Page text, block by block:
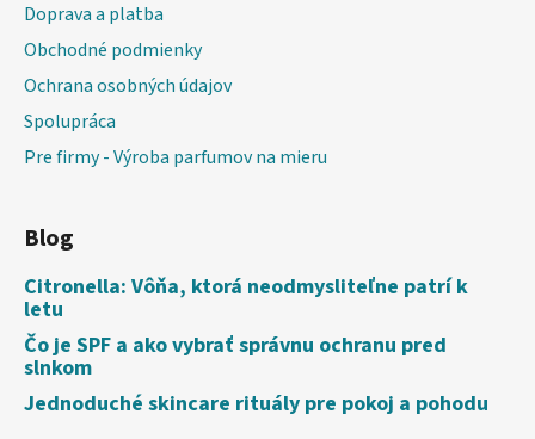
Doprava a platba
Obchodné podmienky
Ochrana osobných údajov
Spolupráca
Pre firmy - Výroba parfumov na mieru
Blog
Citronella: Vôňa, ktorá neodmysliteľne patrí k
letu
Čo je SPF a ako vybrať správnu ochranu pred
slnkom
Jednoduché skincare rituály pre pokoj a pohodu